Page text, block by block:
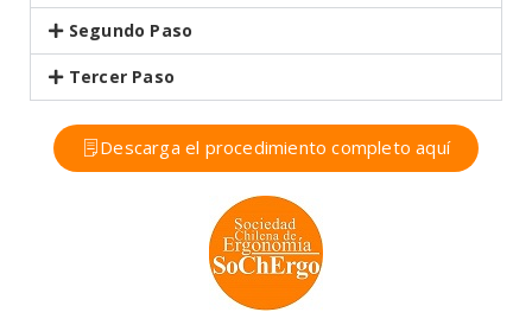
Segundo Paso
Tercer Paso
Descarga el procedimiento completo aquí